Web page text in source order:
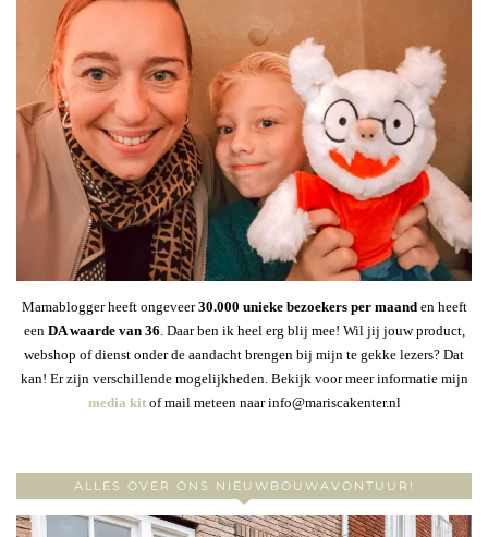
Mamablogger heeft ongeveer30.000 unieke bezoekers per maanden heeft
een DA waarde van 36 . Daar ben ik heel erg blij mee! Wil jij jouw product,
webshop of dienst onder de aandacht brengen bij mijn te gekke lezers? Dat
kan! Er zijn verschillende mogelijkheden. Bekijk voor meer informatie mijn
media kitof mail meteen naar info@mariscakenter.nl
ALLES OVER ONS NIEUWBOUWAVONTUUR!